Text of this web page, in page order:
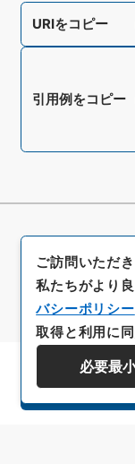
URIをコピー
引用例をコピー
ご訪問いただ
私たちがより
バシーポリシー
取得と利用に
必要最